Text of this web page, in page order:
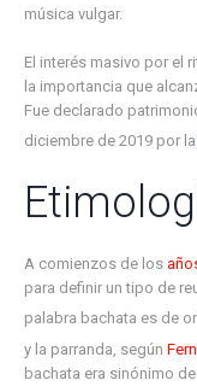
música vulgar.
El interés masivo por el
la importancia que
Fue declarado
diciembre de 2019 por
A comienzos de los
para definir un tipo de
palabra bachata es de
y la parranda, según
bachata era sinónimo